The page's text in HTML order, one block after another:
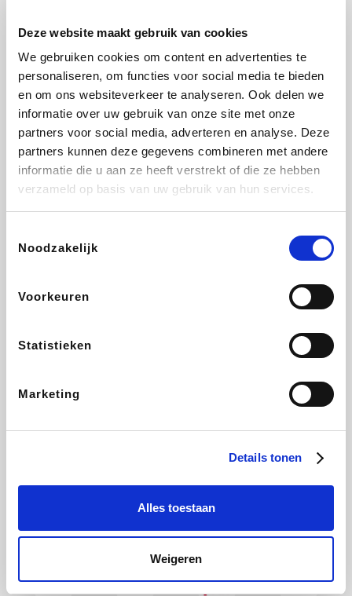
Deze website maakt gebruik van cookies
We gebruiken cookies om content en advertenties te
personaliseren, om functies voor social media te bieden
en om ons websiteverkeer te analyseren. Ook delen we
informatie over uw gebruik van onze site met onze
partners voor social media, adverteren en analyse. Deze
partners kunnen deze gegevens combineren met andere
informatie die u aan ze heeft verstrekt of die ze hebben
verzameld op basis van uw gebruik van hun services.
Noodzakelijk
Voorkeuren
Statistieken
Marketing
Details tonen
Alles toestaan
Weigeren
Weekendesk Sarenza Schiesser Interhome
Lufthansa
CheapTickets.be DeubaXXL
Samsung My Jewellery Delonghi Tennis Point